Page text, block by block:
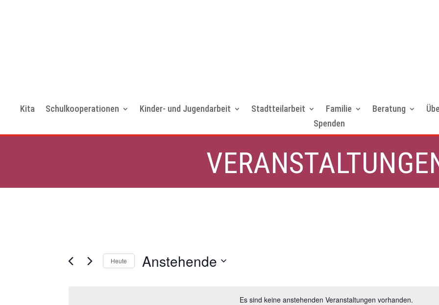
Kita Schulkooperationen Kinder- und Jugendarbeit Stadtteilarbeit Familie Beratung
Spenden
Es sind keine anstehenden Veranstaltungen vorhanden.
Heute Anstehende